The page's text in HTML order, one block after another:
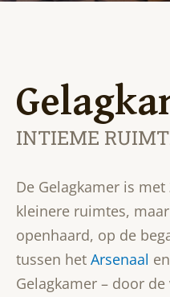
INTIEME
De Gelagkamer is met
kleinere ruimtes,
openhaard, op de
tussen het Arsenaal
Gelagkamer – door